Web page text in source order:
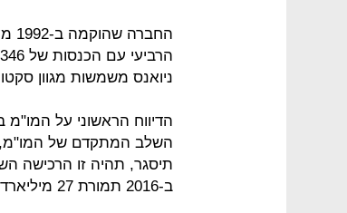
ניואנס משמשות מגוון
הדיווח הראשוני על המו"מ
השלב המתקדם של המו"מ,
תיסגר, תהיה זו הרכישה
ב-2016 תמורת 27 מיליארד דולר.